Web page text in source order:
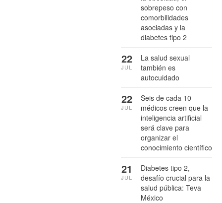
sobrepeso con
comorbilidades
asociadas y la
diabetes tipo 2
La salud sexual
también es
autocuidado
22
JUL
Seis de cada 10
médicos creen que la
inteligencia artificial
será clave para
organizar el
conocimiento científico
22
JUL
Diabetes tipo 2,
desafío crucial para la
salud pública: Teva
México
21
JUL